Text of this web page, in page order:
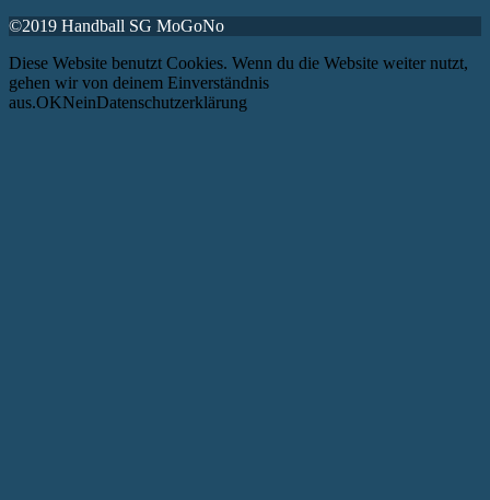
©2019 Handball SG MoGoNo
Diese Website benutzt Cookies. Wenn du die Website weiter nutzt,
gehen wir von deinem Einverständnis
aus.OKNeinDatenschutzerklärung